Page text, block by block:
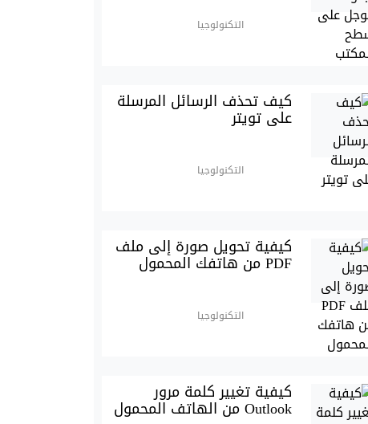
التكنولوجيا
كيف تحذف الرسائل المرسلة
على تويتر
التكنولوجيا
كيفية تحويل صورة إلى ملف
PDF من هاتفك المحمول
التكنولوجيا
كيفية تغيير كلمة مرور
Outlook من الهاتف المحمول